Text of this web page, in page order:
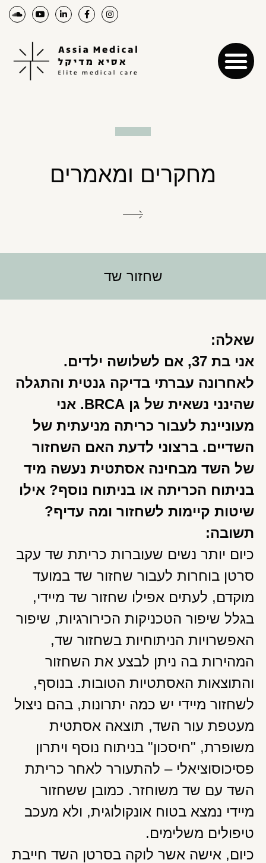
מחקרים ומאמרים
שחזור שד
שאלה:
אני בת 37, אם לשלושה ילדים.
לאחרונה עברתי בדיקה גנטית והתגלה
שהינני נשאית של גן BRCA. אני
מעוניינת לעבור כריתה מניעתית של
השדיים. ברצוני לדעת האם השחזור
של השד מבחינה אסתטית נעשה מיד
בניתוח הכריתה או בניתוח נוסף? אילו
שיטות קיימות לשחזור ומה עדיף?
תשובה:
כיום יותר נשים שעוברות כריתת שד עקב
סרטן בוחרות לעבור שחזור שד במועד
מוקדם, לעתים אפילו שחזור שד מיידי,
בגלל שיפור הטכניקות הכירורגיות, שיפור
האפשרויות הניתוחיות בשחזור שד,
המהירות בה ניתן לבצע את השחזור
והתוצאות האסתטיות הטובות. בנוסף,
לשחזור מיידי יש כמה יתרונות, בהם ניצול
מעטפת עור השד, תוצאה אסתטית
משופרת, "חיסכון" בניתוח נוסף ויתרון
פסיכוסוציאלי – להתעורר לאחר כריתת
השד עם שד משוחזר. כמובן ששחזור
מיידי נמצא בטוח אונקולוגית, ולא מעכב
טיפולים משלימים.
כיום, אישה אשר לוקה בסרטן השד חייבת